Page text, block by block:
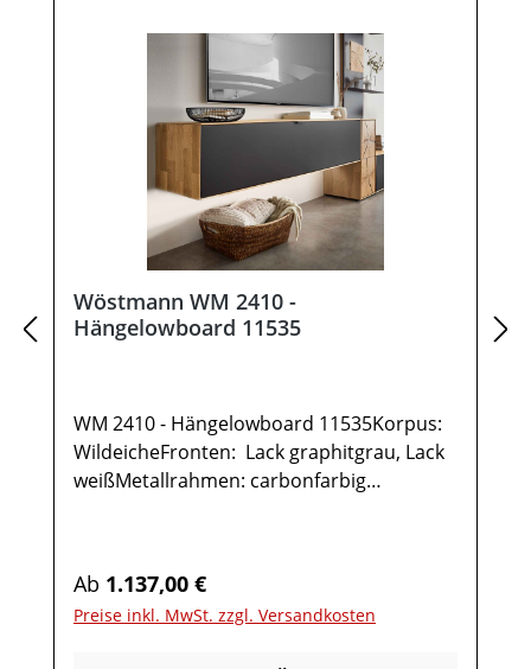
Wöstmann WM 2410 -
Hängelowboard 11535
WM 2410 - Hängelowboard 11535Korpus:
WildeicheFronten: Lack graphitgrau, Lack
weißMetallrahmen: carbonfarbig
Repeater mit
AufstellerKabelausfräsungUnterboden-
Regulärer Preis:
Ab 1.137,00 €
Preise inkl. MwSt. zzgl. Versandkosten